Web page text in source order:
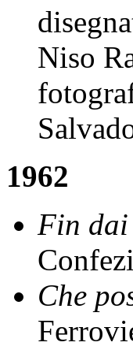
Niso
1962
Fin dai
Che